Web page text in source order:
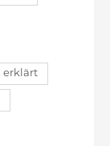
erklärt